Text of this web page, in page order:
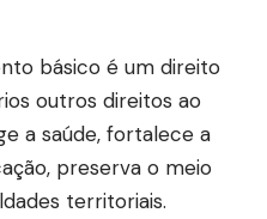
básico é um direito
outros direitos ao
a saúde, fortalece a
preserva o meio
territoriais.